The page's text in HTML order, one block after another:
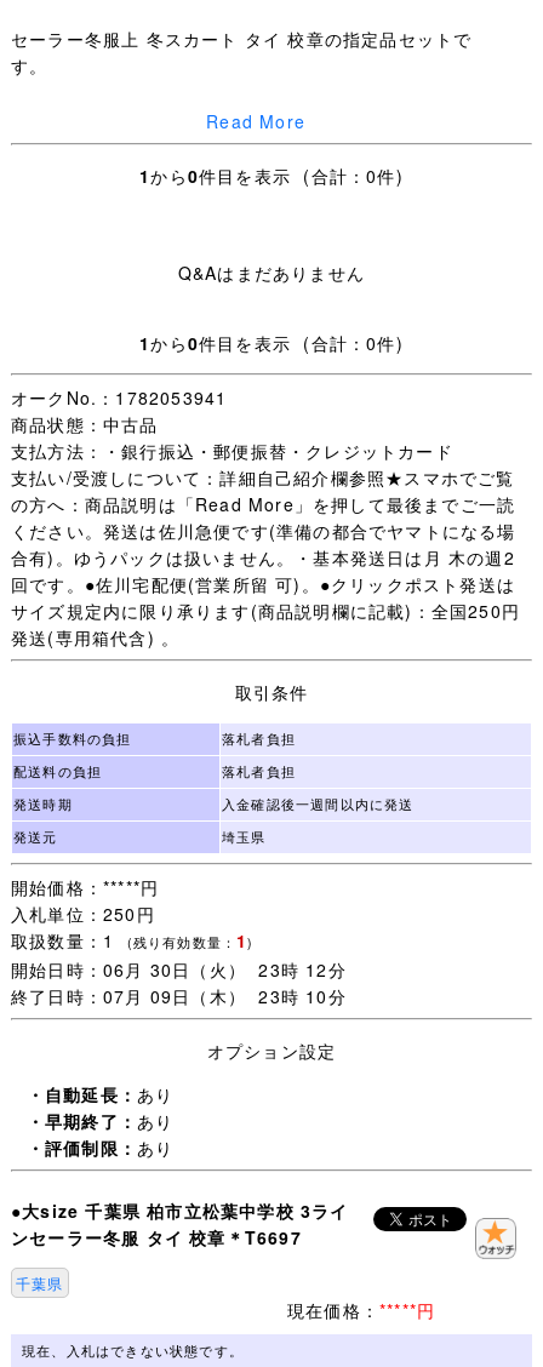
セーラー冬服上 冬スカート タイ 校章の指定品セットで
す。
ほどよい使用感はございますが、
下記ほか特筆するような汚れ・ダメージはありません。
承いただいたこととさせていただきます。
・日々学校生活に使われた制服なので、着用できないほど
の汚れやダメージ以外は記載していません、写真を優先し
ます。
・【 評価：新規の方 いたずら入札防止の為 】
評価新規の方は［責任をもって取引する］ことをご入札前
に質問欄からお約束ください。
が入札をお取り消しすることがあります。)
未連絡 未入金 キャンセルの多くが評価新規の方で、本当
に困っています。
（いたずら落札は随時必ず管理人様へID報告します。)
迷惑な方はごく一部で評価新規の殆どの方は問題なく取引
が完了します。
一部の方のために誠に申し訳ございません。
・オークション終了後(休業日を除く)24時間以内のご連絡
(取引開始)、送料連絡後金融機関の3営業日以内のご入金、
をご承諾いただける方のみご検討下さいますようお願いし
ます。
・一週間以内にご落札いただいた品については同梱包いた
ご注意：一緒に発送する品を、すべてご落札いただいてか
らお取引を開始してください。
取引ナビで一覧に表示されない品は同梱包できません。落
包になります。
・未連絡のままだと【 落札者都合によるキャンセル 】に
なりますので、
追加同梱予定がある場合は【 取引開始 】をしないで取引
ナビより(同梱包予定がある旨)連絡ください。
Read More
1から0件目を表示 (合計：0件)
Q&Aはまだありません
1から0件目を表示 (合計：0件)
オークNo.：1782053941
商品状態：中古品
支払方法：・銀行振込・郵便振替・クレジットカード
支払い/受渡しについて：詳細自己紹介欄参照★スマホでご覧
の方へ：商品説明は「Read More」を押して最後までご一読
ください。発送は佐川急便です(準備の都合でヤマトになる場
合有)。ゆうパックは扱いません。・基本発送日は月 木の週2
回です。●佐川宅配便(営業所留 可)。●クリックポスト発送は
サイズ規定内に限り承ります(商品説明欄に記載)：全国250円
発送(専用箱代含) 。
取引条件
振込手数料の負担 落札者負担
配送料の負担 落札者負担
発送時期 入金確認後一週間以内に発送
発送元 埼玉県
開始価格：*****円
入札単位：250円
取扱数量：1
(残り有効数量： 1)
開始日時：06月 30日（火） 23時 12分
終了日時：07月 09日（木） 23時 10分
オプション設定
・自動延長： あり
・早期終了： あり
・評価制限： あり
●大size 千葉県 柏市立松葉中学校 3ライ
ンセーラー冬服 タイ 校章＊T6697
千葉県
現在価格： *****円
現在、入札はできない状態です。